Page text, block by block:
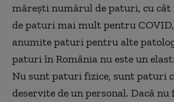
mărești numărul de paturi, cu
de paturi mai mult pentru
anumite paturi pentru alte
paturi în România nu este un
Nu sunt paturi fizice, sunt paturi
deservite de un personal. Dacă nu